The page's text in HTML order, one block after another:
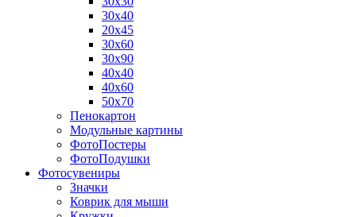
30х40
20х45
30х60
30х90
40х40
40х60
50х70
Пенокартон
Модульные картины
ФотоПостеры
ФотоПодушки
Фотоcувениры
Значки
Коврик для мыши